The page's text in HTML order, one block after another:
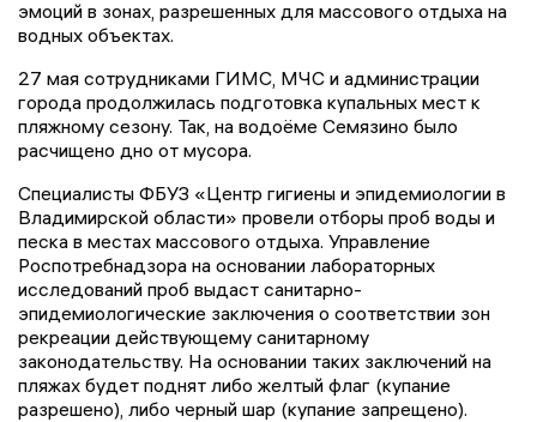
эмоций в зонах, разрешенных для массового отдыха на
водных объектах.
27 мая сотрудниками ГИМС, МЧС и администрации
города продолжилась подготовка купальных мест к
пляжному сезону. Так, на водоёме Семязино было
расчищено дно от мусора.
Специалисты ФБУЗ «Центр гигиены и эпидемиологии в
Владимирской области» провели отборы проб воды и
песка в местах массового отдыха. Управление
Роспотребнадзора на основании лабораторных
исследований проб выдаст санитарно-
эпидемиологические заключения о соответствии зон
рекреации действующему санитарному
законодательству. На основании таких заключений на
пляжах будет поднят либо желтый флаг (купание
разрешено), либо черный шар (купание запрещено).